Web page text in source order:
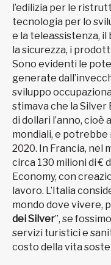
l’edilizia per le
tecnologia per lo
e la teleassistenza, il
la sicurezza, i
Sono evidenti le
generate
sviluppo
stimava che la Silver
di dollari l’anno,
mondiali, e potrebbe
2020. In Francia, nel
circa 130 milioni di €
Economy, con
lavoro. L’Italia
mondo dove vivere,
dei Silver”, se
servizi turistici e
costo della vita